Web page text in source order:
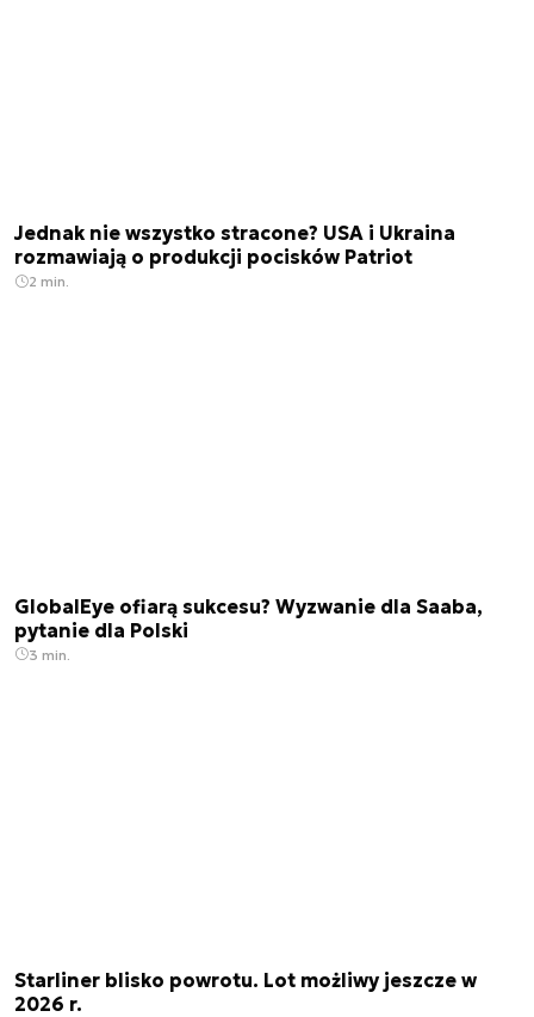
Jednak nie wszystko stracone? USA i Ukraina
rozmawiają o produkcji pocisków Patriot
2 min.
GlobalEye ofiarą sukcesu? Wyzwanie dla Saaba,
pytanie dla Polski
3 min.
Starliner blisko powrotu. Lot możliwy jeszcze w
2026 r.